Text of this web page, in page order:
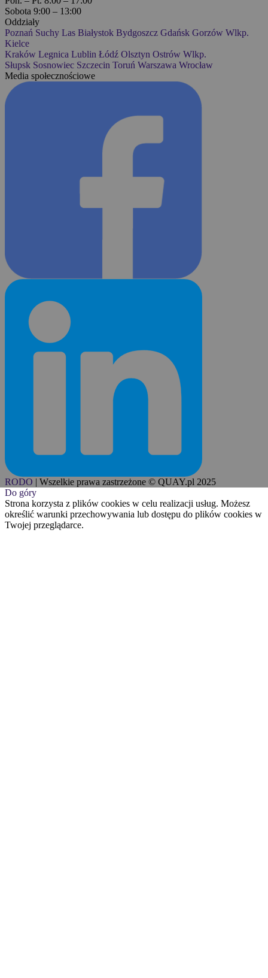
Sobota 9:00 – 13:00
Oddziały
Poznań Suchy Las Białystok Bydgoszcz Gdańsk Gorzów Wlkp.
Kielce
Kraków Legnica Lublin Łódź Olsztyn Ostrów Wlkp.
Słupsk Sosnowiec Szczecin Toruń Warszawa Wrocław
Media społecznościowe
RODO | Wszelkie prawa zastrzeżone © QUAY.pl 2025
Do góry
Strona korzysta z plików cookies w celu realizacji usług. Możesz
określić warunki przechowywania lub dostępu do plików cookies w
Twojej przeglądarce.